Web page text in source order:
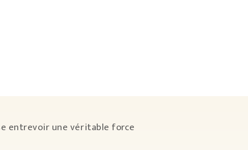
entrevoir une véritable force